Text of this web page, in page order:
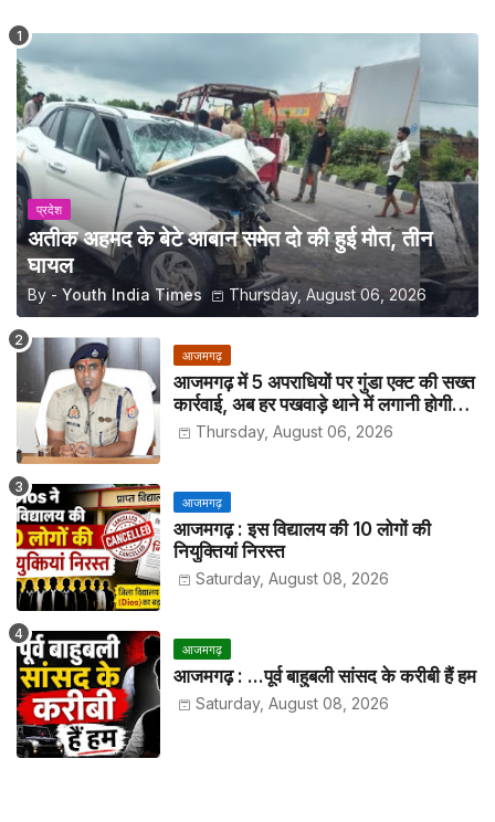
प्रदेश
अतीक अहमद के बेटे आबान समेत दो की हुई मौत, तीन
घायल
By - Youth India Times Thursday, August 06, 2026
आजमगढ़
आजमगढ़ में 5 अपराधियों पर गुंडा एक्ट की सख्त
कार्रवाई, अब हर पखवाड़े थाने में लगानी होगी
हाजिरीThursday, August 06, 2026
आजमगढ़
आजमगढ़ : इस विद्यालय की 10 लोगों की
नियुक्तियां निरस्त
Saturday, August 08, 2026
आजमगढ़
आजमगढ़ : ...पूर्व बाहुबली सांसद के करीबी हैं हम
Saturday, August 08, 2026